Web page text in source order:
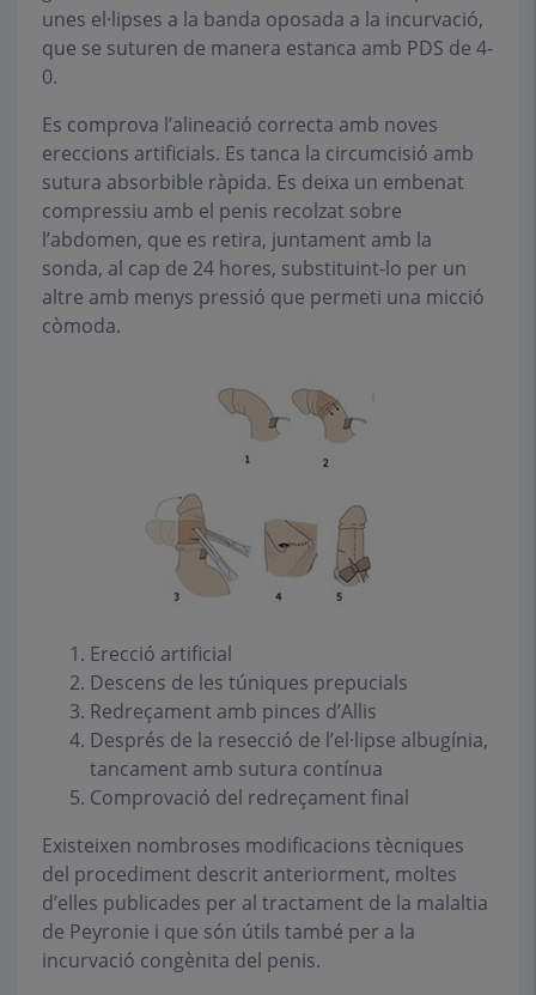
unes el·lipses a la banda oposada a la incurvació,
que se suturen de manera estanca amb PDS de 4-
0.
Es comprova l’alineació correcta amb noves
ereccions artificials. Es tanca la circumcisió amb
sutura absorbible ràpida. Es deixa un embenat
compressiu amb el penis recolzat sobre
l’abdomen, que es retira, juntament amb la
sonda, al cap de 24 hores, substituint-lo per un
altre amb menys pressió que permeti una micció
còmoda.
Erecció artificial
Descens de les túniques prepucials
Redreçament amb pinces d’Allis
Després de la resecció de l’el·lipse albugínia,
tancament amb sutura contínua
Comprovació del redreçament final
Existeixen nombroses modificacions tècniques
del procediment descrit anteriorment, moltes
d’elles publicades per al tractament de la malaltia
de Peyronie i que són útils també per a la
incurvació congènita del penis.